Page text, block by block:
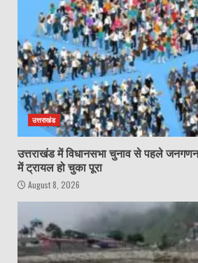
उत्तराखंड
उत्तराखंड में विधानसभा चुनाव से पहले
में ट्रायल हो चुका पूरा
August 8, 2026